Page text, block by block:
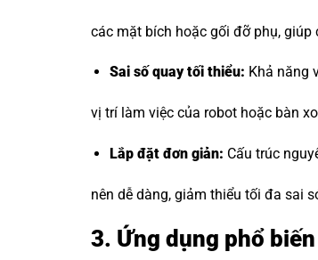
các mặt bích hoặc gối đỡ phụ,
Sai số quay tối thiểu: Khả năng
vị trí làm việc của robot hoặc bàn
Lắp đặt đơn giản: Cấu trúc
nên dễ dàng, giảm thiểu tối đa sai
3. Ứng dụng phổ